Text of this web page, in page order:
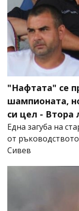
"Нафтата" се
шампионата,
си цел - Втора
Една загуба на
от
Сивев